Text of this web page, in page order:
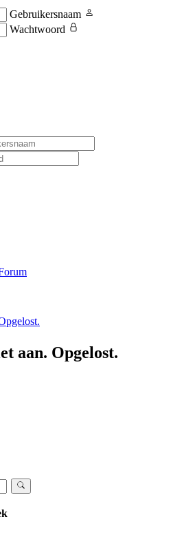
Gebruikersnaam
Wachtwoord
aan. Opgelost.